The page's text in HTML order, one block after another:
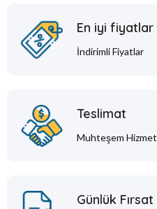
En iyi fiyatlar
İndirimli Fiyatlar
Teslimat
Muhteşem Hizmet
Günlük Fırsat